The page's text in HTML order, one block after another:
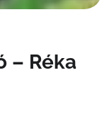
– Réka